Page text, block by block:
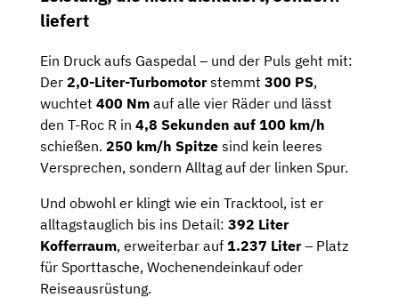
liefert
Ein Druck aufs Gaspedal – und der Puls geht mit:
Der 2,0-Liter-Turbomotorstemmt 300 PS,
wuchtet 400 Nm auf alle vier Räder und lässt
den T-Roc R in 4,8 Sekunden auf 100 km/h
schießen. 250 km/h Spitze sind kein leeres
Versprechen, sondern Alltag auf der linken Spur.
Und obwohl er klingt wie ein Tracktool, ist er
alltagstauglich bis ins Detail: 392 Liter
Kofferraum, erweiterbar auf 1.237 Liter– Platz
für Sporttasche, Wochenendeinkauf oder
Reiseausrüstung.